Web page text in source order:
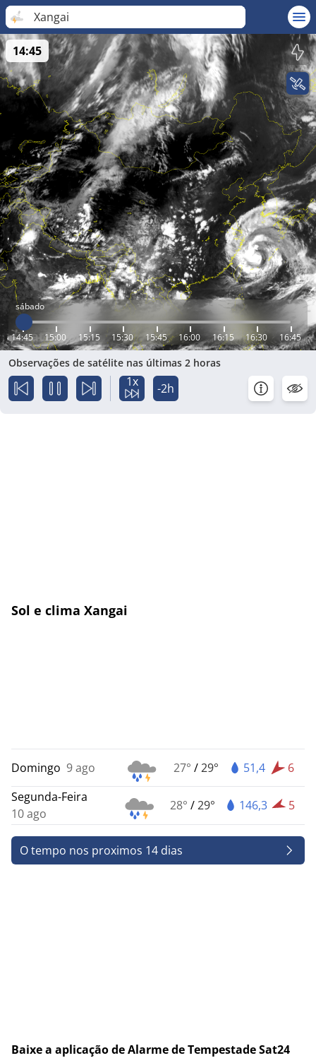
Xangai
sábado
14:45 15:00 15:15 15:30 15:45 16:00 16:15 16:30 16:45
14:45
Observações de satélite nas últimas 2 horas
1x -2h
Sol e clima Xangai
Domingo 9 ago 27° /29° 51,4
6
Segunda-Feira
10 ago
28° /29° 146,3 5
O tempo nos proximos 14 dias
Baixe a aplicação de Alarme de Tempestade Sat24